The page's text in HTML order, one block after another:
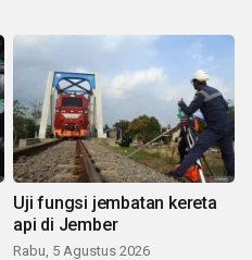
Uji fungsi jembatan kereta
api di Jember
Rabu, 5 Agustus 2026